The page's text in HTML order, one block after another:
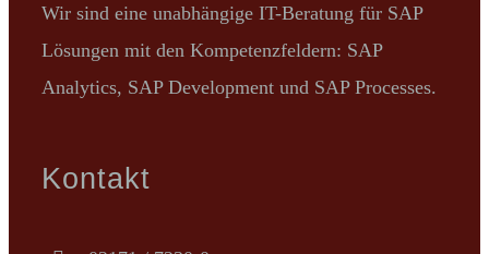
Wir sind eine unabhängige IT-Beratung für SAP
Lösungen mit den Kompetenzfeldern: SAP
Analytics, SAP Development und SAP Processes.
Kontakt